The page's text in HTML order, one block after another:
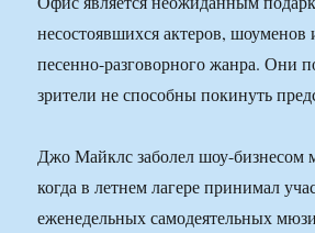
несостоявшихся актеров, шоуменов
песенно-разговорного жанра. Они
зрители не способны покинуть
Джо Майклс заболел шоу-бизнесом
когда в летнем лагере принимал
еженедельных самодеятельных